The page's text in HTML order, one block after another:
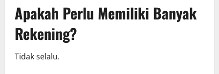
Apakah Perlu Memiliki Banyak
Rekening?
Tidak selalu.